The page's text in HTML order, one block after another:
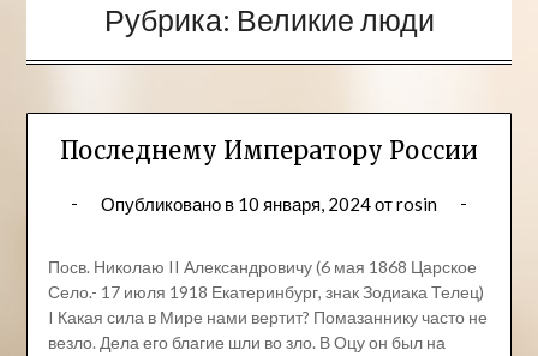
Рубрика: Великие люди
Последнему Императору России
Опубликовано в 10 января, 2024отrosin
Посв. Николаю II Александровичу (6 мая 1868 Царское
Село.- 17 июля 1918 Екатеринбург, знак Зодиака Телец)
I Какая сила в Мире нами вертит? Помазаннику часто не
везло. Дела его благие шли во зло. В Оцу он был на